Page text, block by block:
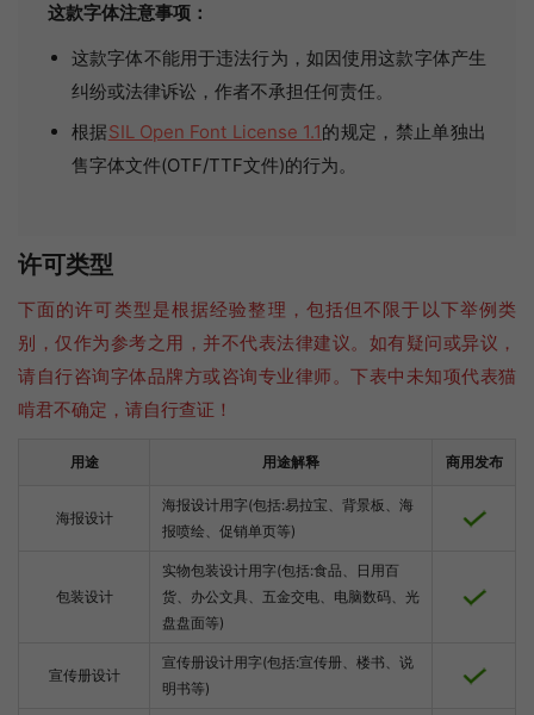
这款字体注意事项：
这款字体不能用于违法行为，如因使用这款字体产生
纠纷或法律诉讼，作者不承担任何责任。
根据SIL Open Font License 1.1的规定，禁止单独出
售字体文件(OTF/TTF文件)的行为。
许可类型
下面的许可类型是根据经验整理，包括但不限于以下举例类
别，仅作为参考之用，并不代表法律建议。如有疑问或异议，
请自行咨询字体品牌方或咨询专业律师。下表中未知项代表猫
啃君不确定，请自行查证！
用途 用途解释 商用发布
海报设计
海报设计用字(包括:易拉宝、背景板、海
报喷绘、促销单页等)
包装设计
实物包装设计用字(包括:食品、日用百
货、办公文具、五金交电、电脑数码、光
盘盘面等)
宣传册设计
宣传册设计用字(包括:宣传册、楼书、说
明书等)